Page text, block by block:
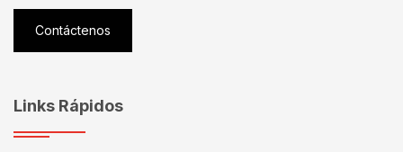
Contáctenos
Links Rápidos